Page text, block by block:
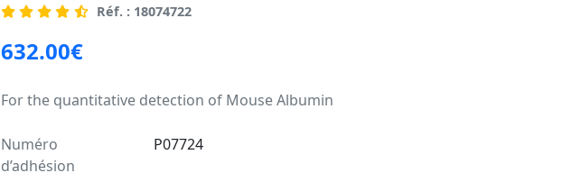
Réf. : 18074722
632.00€
For the quantitative detection of Mouse Albumin
Numéro
d’adhésion
P07724